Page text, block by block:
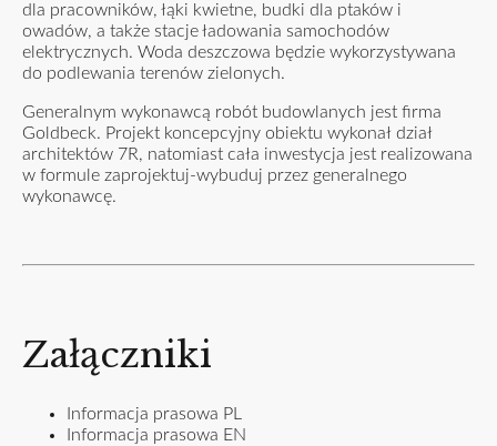
dla pracowników, łąki kwietne, budki dla ptaków i
owadów, a także stacje ładowania samochodów
elektrycznych. Woda deszczowa będzie wykorzystywana
do podlewania terenów zielonych.
Generalnym wykonawcą robót budowlanych jest firma
Goldbeck. Projekt koncepcyjny obiektu wykonał dział
architektów 7R, natomiast cała inwestycja jest realizowana
w formule zaprojektuj-wybuduj przez generalnego
wykonawcę.
Załączniki
Informacja prasowa PL
Informacja prasowa EN